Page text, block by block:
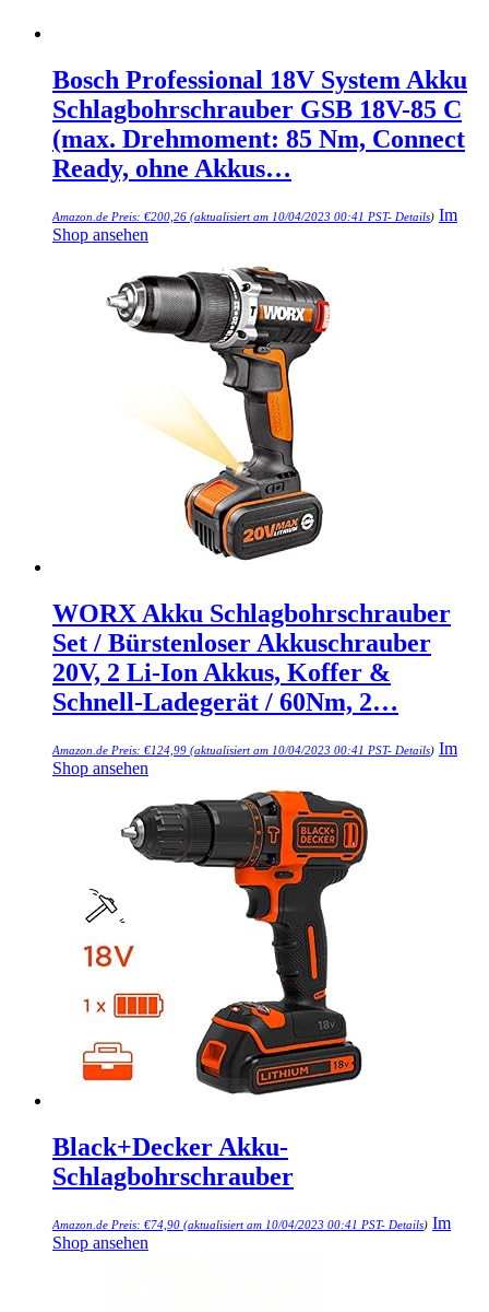
Bosch Professional 18V System Akku
Schlagbohrschrauber GSB 18V-85 C
(max. Drehmoment: 85 Nm, Connect
Ready, ohne Akkus…
Amazon.de Preis: €200,26 (aktualisiert am 10/04/2023 00:41 PST- Details) Im
Shop ansehen
WORX Akku Schlagbohrschrauber
Set / Bürstenloser Akkuschrauber
20V, 2 Li-Ion Akkus, Koffer &
Schnell-Ladegerät / 60Nm, 2…
Amazon.de Preis: €124,99 (aktualisiert am 10/04/2023 00:41 PST- Details) Im
Shop ansehen
Black+Decker Akku-
Schlagbohrschrauber
Amazon.de Preis: €74,90 (aktualisiert am 10/04/2023 00:41 PST- Details) Im
Shop ansehen